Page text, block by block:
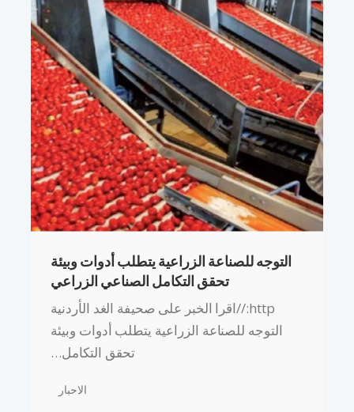
التوجه للصناعة الزراعية يتطلب أدوات وبيئة
تحقق التكامل الصناعي الزراعي
http://اقرا الخبر على صحيفة الغد الأردنية
التوجه للصناعة الزراعية يتطلب أدوات وبيئة
تحقق التكامل…
الاحبار